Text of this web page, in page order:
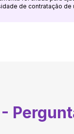
de contratação de
-